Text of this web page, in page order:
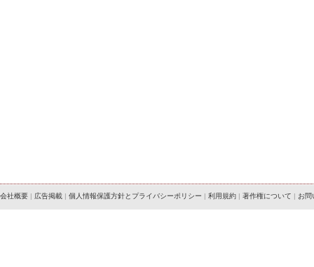
会社概要 | 広告掲載 | 個人情報保護方針とプライバシーポリシー | 利用規約 | 著作権について | お問